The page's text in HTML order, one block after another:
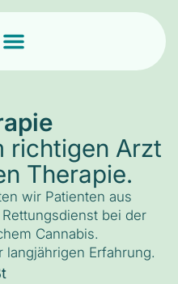
richtigen Arzt
Therapie.
wir Patienten aus
bei der
Cannabis.
Erfahrung.